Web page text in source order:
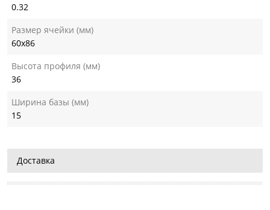
0.32
Размер ячейки (мм)
60х86
Высота профиля (мм)
36
Ширина базы (мм)
15
Доставка